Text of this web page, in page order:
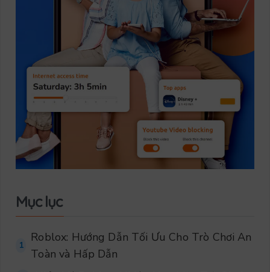
Mục lục
1
Roblox: Hướng Dẫn Tối Ưu Cho Trò Chơi An
Toàn và Hấp Dẫn